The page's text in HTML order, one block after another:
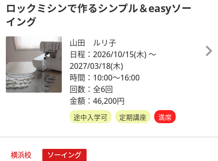
ロックミシンで作るシンプル＆easyソー
イング
山田 ルリ子
日程：2026/10/15(木)～
2027/03/18(木)
時間：10:00～16:00
回数：全6回
金額：46,200円
途中入学可 定期講座 満席
横浜校 ソーイング